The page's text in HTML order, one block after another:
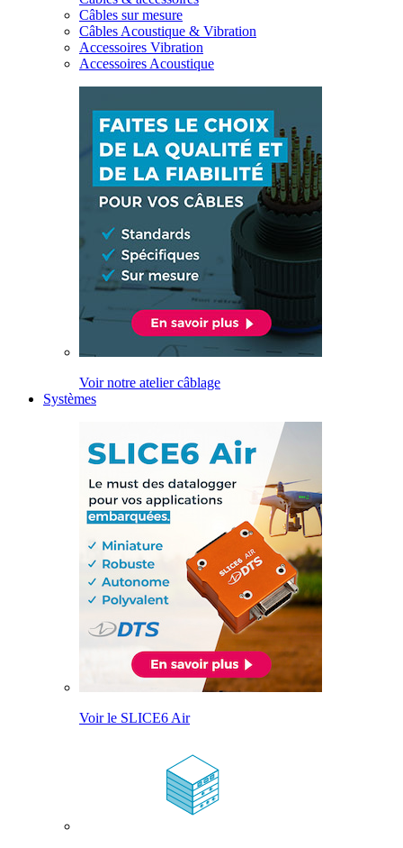
Câbles sur mesure
Câbles Acoustique & Vibration
Accessoires Vibration
Accessoires Acoustique
Voir notre atelier câblage
Systèmes
Voir le SLICE6 Air